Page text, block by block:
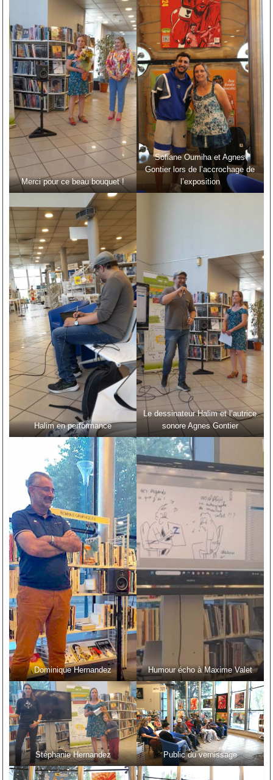
Merci pour ce beau bouquet !
Sofiane Oumiha et Agnes
Gontier lors de l’accrochage de
l’exposition
Halim en performance
Le dessinateur Halim et l’autrice
sonore Agnes Gontier
Dominique Hernandez Humour écho à Maxime Valet
Stéphanie Hernandez Public du vernissage